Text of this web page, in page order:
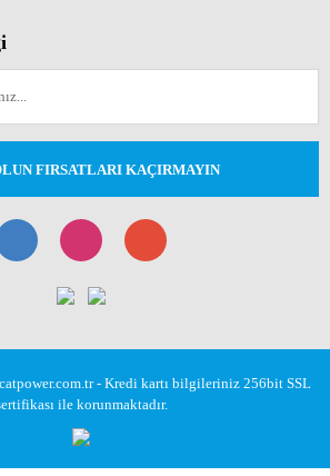
FIRSATLARI KAÇIRMAYIN
- Kredi kartı bilgileriniz 256bit SSL
ile korunmaktadır.